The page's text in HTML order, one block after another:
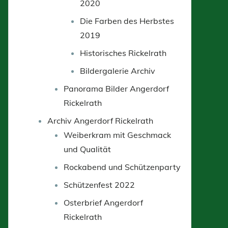
2020
Die Farben des Herbstes
2019
Historisches Rickelrath
Bildergalerie Archiv
Panorama Bilder Angerdorf
Rickelrath
Archiv Angerdorf Rickelrath
Weiberkram mit Geschmack
und Qualität
Rockabend und Schützenparty
Schützenfest 2022
Osterbrief Angerdorf
Rickelrath